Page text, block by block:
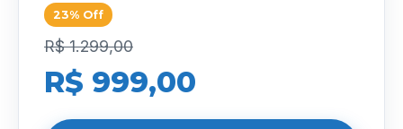
23% Off
R$ 1.299,00
R$ 999,00